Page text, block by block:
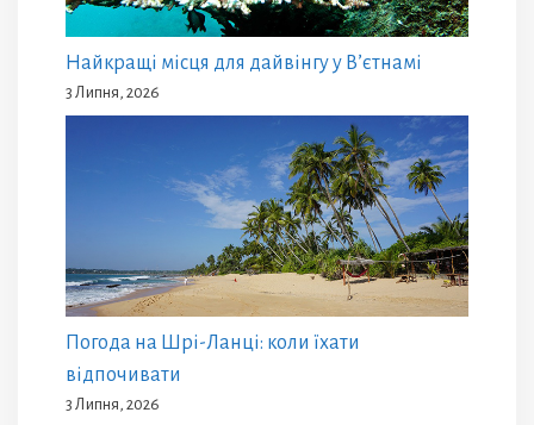
Найкращі місця для дайвінгу у В’єтнамі
3 Липня, 2026
Погода на Шрі-Ланці: коли їхати
відпочивати
3 Липня, 2026